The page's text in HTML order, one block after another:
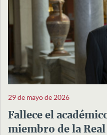
29 de mayo de 2026
Fallece el
miembro de la